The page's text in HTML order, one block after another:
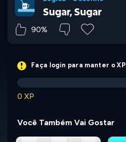
Sugar, Sugar
90%
Faça login para manter o XP
0 XP
Você Também Vai Gostar